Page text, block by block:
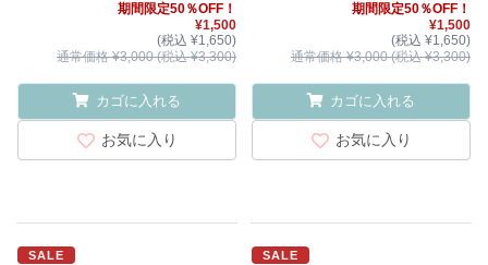
期間限定50％OFF！
¥1,500
(税込 ¥1,650)
通常価格 ¥3,000 (税込 ¥3,300)
カゴに入れる
お気に入り
期間限定50％OFF！
¥1,500
(税込 ¥1,650)
通常価格 ¥3,000 (税込 ¥3,300)
カゴに入れる
お気に入り
SALE SALE